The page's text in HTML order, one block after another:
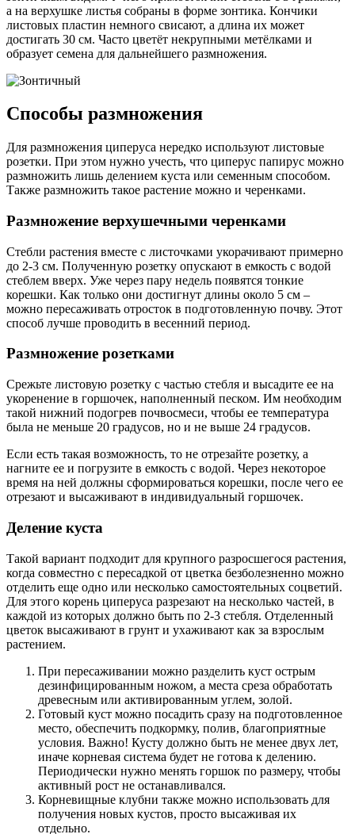
а на верхушке листья собраны в форме зонтика. Кончики
листовых пластин немного свисают, а длина их может
достигать 30 см. Часто цветёт некрупными метёлками и
образует семена для дальнейшего размножения.
Способы размножения
Для размножения циперуса нередко используют листовые
розетки. При этом нужно учесть, что циперус папирус можно
размножить лишь делением куста или семенным способом.
Также размножить такое растение можно и черенками.
Размножение верхушечными черенками
Стебли растения вместе с листочками укорачивают примерно
до 2-3 см. Полученную розетку опускают в емкость с водой
стеблем вверх. Уже через пару недель появятся тонкие
корешки. Как только они достигнут длины около 5 см –
можно пересаживать отросток в подготовленную почву. Этот
способ лучше проводить в весенний период.
Размножение розетками
Срежьте листовую розетку с частью стебля и высадите ее на
укоренение в горшочек, наполненный песком. Им необходим
такой нижний подогрев почвосмеси, чтобы ее температура
была не меньше 20 градусов, но и не выше 24 градусов.
Если есть такая возможность, то не отрезайте розетку, а
нагните ее и погрузите в емкость с водой. Через некоторое
время на ней должны сформироваться корешки, после чего ее
отрезают и высаживают в индивидуальный горшочек.
Деление куста
Такой вариант подходит для крупного разросшегося растения,
когда совместно с пересадкой от цветка безболезненно можно
отделить еще одно или несколько самостоятельных соцветий.
Для этого корень циперуса разрезают на несколько частей, в
каждой из которых должно быть по 2-3 стебля. Отделенный
цветок высаживают в грунт и ухаживают как за взрослым
растением.
При пересаживании можно разделить куст острым
дезинфицированным ножом, а места среза обработать
древесным или активированным углем, золой.
Готовый куст можно посадить сразу на подготовленное
место, обеспечить подкормку, полив, благоприятные
условия. Важно! Кусту должно быть не менее двух лет,
иначе корневая система будет не готова к делению.
Периодически нужно менять горшок по размеру, чтобы
активный рост не останавливался.
Корневищные клубни также можно использовать для
получения новых кустов, просто высаживая их
отдельно.